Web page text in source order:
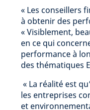
« Les conseillers
à obtenir des
« Visiblement,
en ce qui
performance à
des thématiques
« La réalité est
les entreprises
et